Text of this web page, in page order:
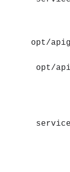
/opt/
/opt/